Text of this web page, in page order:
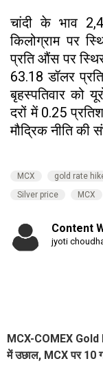
चांदी के भाव
किलोग्राम पर
प्रति औंस पर
63.18 डॉलर
बृहस्पतिवार को
दरों में 0.25
मौद्रिक नीति की
MCX gold rate
Silver price
MCX
Content
jyoti
MCX-COMEX Gold
में उछाल, MCX पर 10